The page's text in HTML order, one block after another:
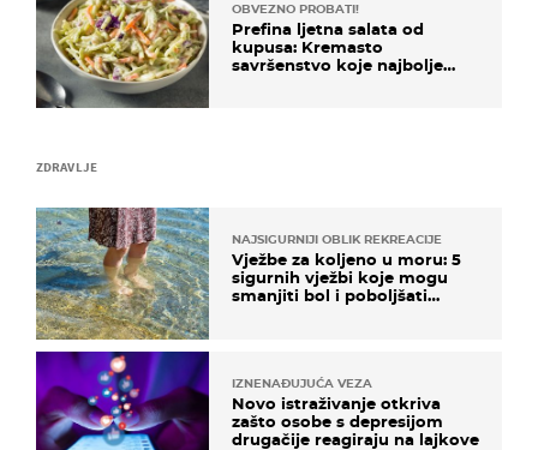
ZDRAVLJE
NAJSIGURNIJI OBLIK REKREACIJE
Vježbe za koljeno u moru: 5
sigurnih vježbi koje mogu
smanjiti bol i poboljšati
IZNENAĐUJUĆA VEZA
Novo istraživanje otkriva
zašto osobe s depresijom
drugačije reagiraju na lajkove
OBVEZNO PROBATI!
Prefina ljetna salata od
kupusa: Kremasto
savršenstvo koje najbolje